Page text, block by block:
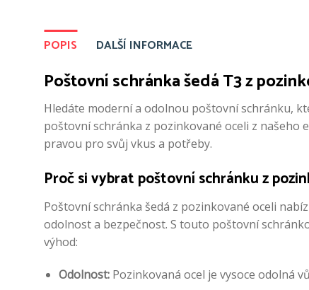
POPIS DALŠÍ INFORMACE
Poštovní schránka šedá T3 z
Hledáte moderní a odolnou poštovní schránku,
poštovní schránka z pozinkované oceli z našeho
pravou pro svůj vkus a potřeby.
Proč si vybrat poštovní schránku z
Poštovní schránka šedá z pozinkované oceli
odolnost a bezpečnost. S touto poštovní
výhod:
Odolnost:Pozinkovaná ocel je vysoce odolná